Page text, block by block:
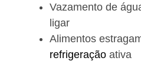
Vazamento de
ligar
Alimentos
refrigeração ativa